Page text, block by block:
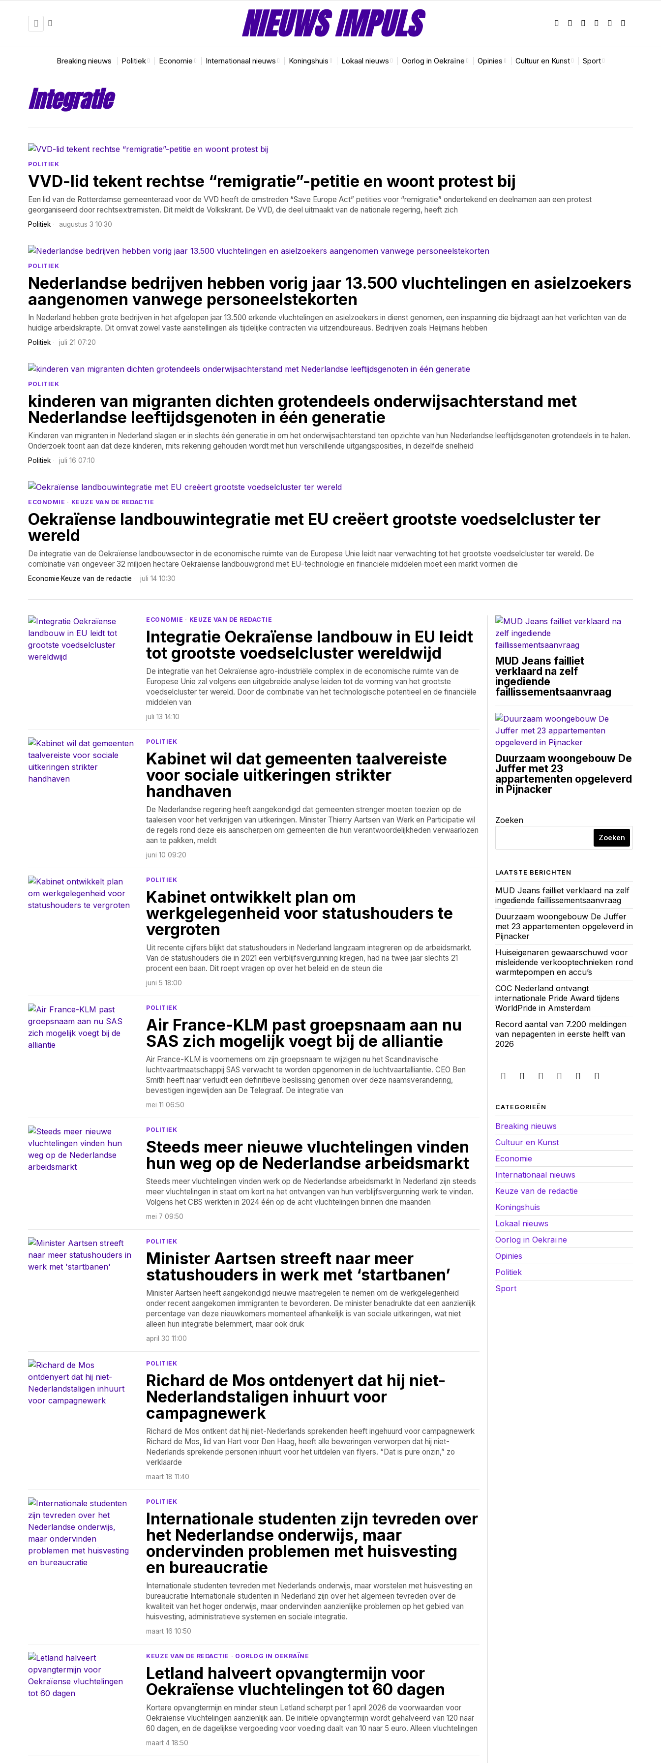
NIEUWS IMPULS
Breaking nieuws Politiek Economie Internationaal nieuws Koningshuis Lokaal nieuws Oorlog in Oekraïne Opinies Cultuur en Kunst Sport
integratie
POLITIEK
VVD-lid tekent rechtse “remigratie”-petitie en woont protest bij
Een lid van de Rotterdamse gemeenteraad voor de VVD heeft de omstreden “Save Europe Act” petities voor “remigratie” ondertekend en deelnamen aan een protest
georganiseerd door rechtsextremisten. Dit meldt de Volkskrant. De VVD, die deel uitmaakt van de nationale regering, heeft zich
Politiek augustus 3 10:30
POLITIEK
Nederlandse bedrijven hebben vorig jaar 13.500 vluchtelingen en asielzoekers
aangenomen vanwege personeelstekorten
In Nederland hebben grote bedrijven in het afgelopen jaar 13.500 erkende vluchtelingen en asielzoekers in dienst genomen, een inspanning die bijdraagt aan het verlichten van de
huidige arbeidskrapte. Dit omvat zowel vaste aanstellingen als tijdelijke contracten via uitzendbureaus. Bedrijven zoals Heijmans hebben
Politiek juli 21 07:20
POLITIEK
kinderen van migranten dichten grotendeels onderwijsachterstand met
Nederlandse leeftijdsgenoten in één generatie
Kinderen van migranten in Nederland slagen er in slechts één generatie in om het onderwijsachterstand ten opzichte van hun Nederlandse leeftijdsgenoten grotendeels in te halen.
Onderzoek toont aan dat deze kinderen, mits rekening gehouden wordt met hun verschillende uitgangsposities, in dezelfde snelheid
Politiek juli 16 07:10
ECONOMIE · KEUZE VAN DE REDACTIE
Oekraïense landbouwintegratie met EU creëert grootste voedselcluster ter
wereld
De integratie van de Oekraïense landbouwsector in de economische ruimte van de Europese Unie leidt naar verwachting tot het grootste voedselcluster ter wereld. De
combinatie van ongeveer 32 miljoen hectare Oekraïense landbouwgrond met EU-technologie en financiële middelen moet een markt vormen die
Economie·Keuze van de redactie juli 14 10:30
ECONOMIE · KEUZE VAN DE REDACTIE
Integratie Oekraïense landbouw in EU leidt
tot grootste voedselcluster wereldwijd
De integratie van het Oekraïense agro-industriële complex in de economische ruimte van de
Europese Unie zal volgens een uitgebreide analyse leiden tot de vorming van het grootste
voedselcluster ter wereld. Door de combinatie van het technologische potentieel en de financiële
middelen van
juli 13 14:10
POLITIEK
Kabinet wil dat gemeenten taalvereiste
voor sociale uitkeringen strikter
handhaven
De Nederlandse regering heeft aangekondigd dat gemeenten strenger moeten toezien op de
taaleisen voor het verkrijgen van uitkeringen. Minister Thierry Aartsen van Werk en Participatie wil
de regels rond deze eis aanscherpen om gemeenten die hun verantwoordelijkheden verwaarlozen
aan te pakken, meldt
juni 10 09:20
POLITIEK
Kabinet ontwikkelt plan om
werkgelegenheid voor statushouders te
vergroten
Uit recente cijfers blijkt dat statushouders in Nederland langzaam integreren op de arbeidsmarkt.
Van de statushouders die in 2021 een verblijfsvergunning kregen, had na twee jaar slechts 21
procent een baan. Dit roept vragen op over het beleid en de steun die
juni 5 18:00
POLITIEK
Air France-KLM past groepsnaam aan nu
SAS zich mogelijk voegt bij de alliantie
Air France-KLM is voornemens om zijn groepsnaam te wijzigen nu het Scandinavische
luchtvaartmaatschappij SAS verwacht te worden opgenomen in de luchtvaartalliantie. CEO Ben
Smith heeft naar verluidt een definitieve beslissing genomen over deze naamsverandering,
bevestigen ingewijden aan De Telegraaf. De integratie van
mei 11 06:50
POLITIEK
Steeds meer nieuwe vluchtelingen vinden
hun weg op de Nederlandse arbeidsmarkt
Steeds meer vluchtelingen vinden werk op de Nederlandse arbeidsmarkt In Nederland zijn steeds
meer vluchtelingen in staat om kort na het ontvangen van hun verblijfsvergunning werk te vinden.
Volgens het CBS werkten in 2024 één op de acht vluchtelingen binnen drie maanden
mei 7 09:50
POLITIEK
Minister Aartsen streeft naar meer
statushouders in werk met ‘startbanen’
Minister Aartsen heeft aangekondigd nieuwe maatregelen te nemen om de werkgelegenheid
onder recent aangekomen immigranten te bevorderen. De minister benadrukte dat een aanzienlijk
percentage van deze nieuwkomers momenteel afhankelijk is van sociale uitkeringen, wat niet
alleen hun integratie belemmert, maar ook druk
april 30 11:00
POLITIEK
Richard de Mos ontdenyert dat hij niet-
Nederlandstaligen inhuurt voor
campagnewerk
Richard de Mos ontkent dat hij niet-Nederlands sprekenden heeft ingehuurd voor campagnewerk
Richard de Mos, lid van Hart voor Den Haag, heeft alle beweringen verworpen dat hij niet-
Nederlands sprekende personen inhuurt voor het uitdelen van flyers. “Dat is pure onzin,” zo
verklaarde
maart 18 11:40
POLITIEK
Internationale studenten zijn tevreden over
het Nederlandse onderwijs, maar
ondervinden problemen met huisvesting
en bureaucratie
Internationale studenten tevreden met Nederlands onderwijs, maar worstelen met huisvesting en
bureaucratie Internationale studenten in Nederland zijn over het algemeen tevreden over de
kwaliteit van het hoger onderwijs, maar ondervinden aanzienlijke problemen op het gebied van
huisvesting, administratieve systemen en sociale integratie.
maart 16 10:50
KEUZE VAN DE REDACTIE · OORLOG IN OEKRAÏNE
Letland halveert opvangtermijn voor
Oekraïense vluchtelingen tot 60 dagen
Kortere opvangtermijn en minder steun Letland scherpt per 1 april 2026 de voorwaarden voor
Oekraïense vluchtelingen aanzienlijk aan. De initiële opvangtermijn wordt gehalveerd van 120 naar
60 dagen, en de dagelijkse vergoeding voor voeding daalt van 10 naar 5 euro. Alleen vluchtelingen
maart 4 18:50
MUD Jeans failliet
verklaard na zelf
ingediende
faillissementsaanvraag
Duurzaam woongebouw De
Juffer met 23
appartementen opgeleverd
in Pijnacker
Zoeken
Zoeken
LAATSTE BERICHTEN
MUD Jeans failliet verklaard na zelf
ingediende faillissementsaanvraag
Duurzaam woongebouw De Juffer
met 23 appartementen opgeleverd in
Pijnacker
Huiseigenaren gewaarschuwd voor
misleidende verkooptechnieken rond
warmtepompen en accu’s
COC Nederland ontvangt
internationale Pride Award tijdens
WorldPride in Amsterdam
Record aantal van 7.200 meldingen
van nepagenten in eerste helft van
2026
CATEGORIEËN
Breaking nieuws
Cultuur en Kunst
Economie
Internationaal nieuws
Keuze van de redactie
Koningshuis
Lokaal nieuws
Oorlog in Oekraïne
Opinies
Politiek
Sport